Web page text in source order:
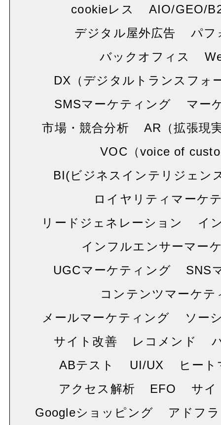
cookieレス
AIO/GEO/
デジタル屋外広告
パフ
バックオフィス
DX（デジタルトランスフォ
SMSマーケティング
マー
市場・競合分析
AR（拡張現
VOC（voice of
BI(ビジネスインテリジェン
ロイヤリティマーケ
リードジェネレーション
イ
インフルエンサーマー
UGCマーケティング
SNS
コンテンツマーケテ
メールマーケティング
ソー
サイト改善
レコメンド
ABテスト
UI/UX
ヒー
アクセス解析
EFO
サイ
Googleショッピング
アドフ